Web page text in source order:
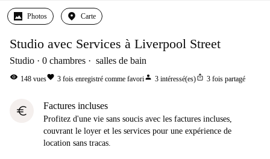
Photos Carte
Studio avec Services à Liverpool Street
Studio 0 chambres salles de bain
visibility 148 vuesfavorite 3 fois enregistré comme favoriperson 3 intéressé(es)ios_share 3 fois partagé
euro Factures incluses
Profitez d'une vie sans soucis avec les factures incluses,
couvrant le loyer et les services pour une expérience de
location sans tracas.